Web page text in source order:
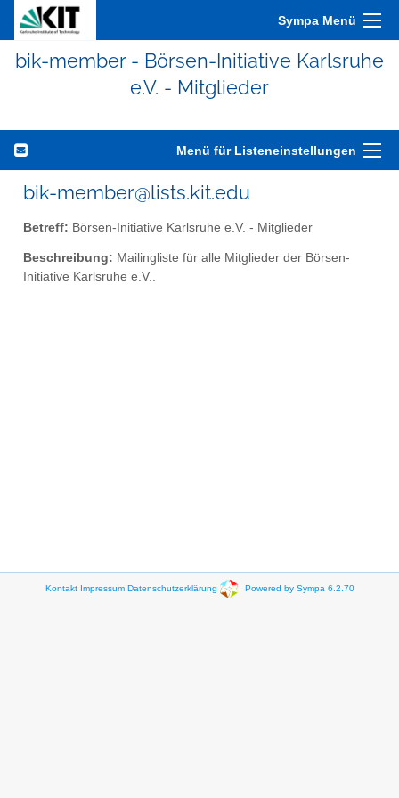
Sympa Menü
bik-member - Börsen-Initiative Karlsruhe
e.V. - Mitglieder
Menü für Listeneinstellungen
bik-member@lists.kit.edu
Betreff: Börsen-Initiative Karlsruhe e.V. - Mitglieder
Beschreibung: Mailingliste für alle Mitglieder der Börsen-
Initiative Karlsruhe e.V..
Kontakt Impressum Datenschutzerklärung Powered by Sympa 6.2.70